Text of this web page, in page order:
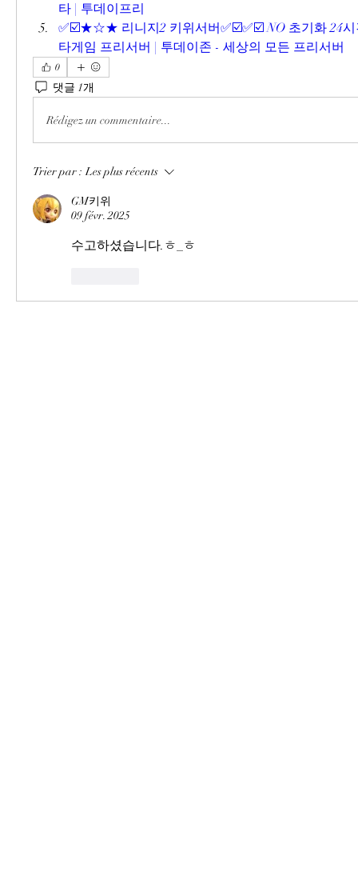
타 | 투데이프리
✅☑️★☆★ 리니지2 키위서버✅☑️✅☑️ NO 초기화 24
타게임 프리서버 | 투데이존 - 세상의 모든 프리서버
0
댓글 1개
Rédigez un commentaire...
Trier par : Les plus récents
GM키위
09 févr. 2025
수고하셨습니다.ㅎ_ㅎ